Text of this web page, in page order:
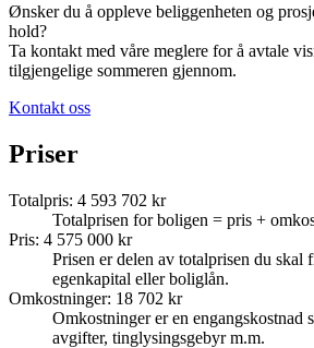
Ønsker du å oppleve beliggenheten og
hold?
Ta kontakt med våre meglere for å avtale
tilgjengelige sommeren gjennom.
Kontakt oss
Priser
Totalpris: 4 593 702 kr
Totalprisen for boligen = pris +
Pris: 4 575 000 kr
Prisen er delen av totalprisen du skal
egenkapital eller boliglån.
Omkostninger: 18 702 kr
Omkostninger er en engangskostnad
avgifter, tinglysingsgebyr m.m.